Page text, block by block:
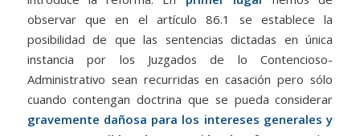
observar que en el artículo 86.1 se establece la
posibilidad de que las sentencias dictadas en única
instancia por los Juzgados de lo Contencioso-
Administrativo sean recurridas en casación pero sólo
cuando contengan doctrina que se pueda considerar
gravemente dañosa para los intereses generales y